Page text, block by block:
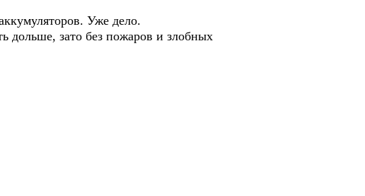
Уже дело.
дольше, зато без пожаров и злобных